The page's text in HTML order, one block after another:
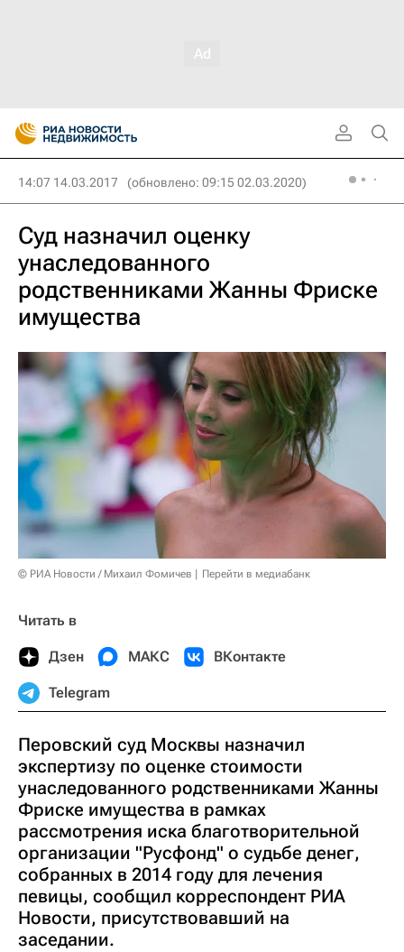
14:07 14.03.2017 (обновлено: 09:15 02.03.2020)
Суд назначил оценку
унаследованного
родственниками Жанны Фриске
имущества
© РИА Новости / Михаил Фомичев Перейти в медиабанк
Читать в
Дзен МАКС ВКонтакте
Telegram
Перовский суд Москвы назначил
экспертизу по оценке стоимости
унаследованного родственниками Жанны
Фриске имущества в рамках
рассмотрения иска благотворительной
организации "Русфонд" о судьбе денег,
собранных в 2014 году для лечения
певицы, сообщил корреспондент РИА
Новости, присутствовавший на
заседании.